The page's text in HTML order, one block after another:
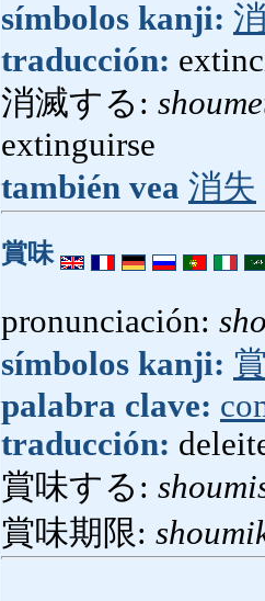
símbolos kanji:
traducción:
消滅する:
extinguirse
también vea 消失
賞味
pronunciación:
símbolos kanji:
palabra clave:
traducción:
賞味する:
賞味期限: